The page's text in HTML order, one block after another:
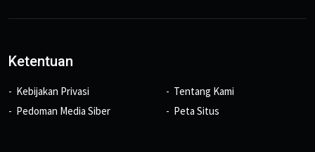
Ketentuan
Kebijakan Privasi
Pedoman Media Siber
Tentang Kami
Peta Situs